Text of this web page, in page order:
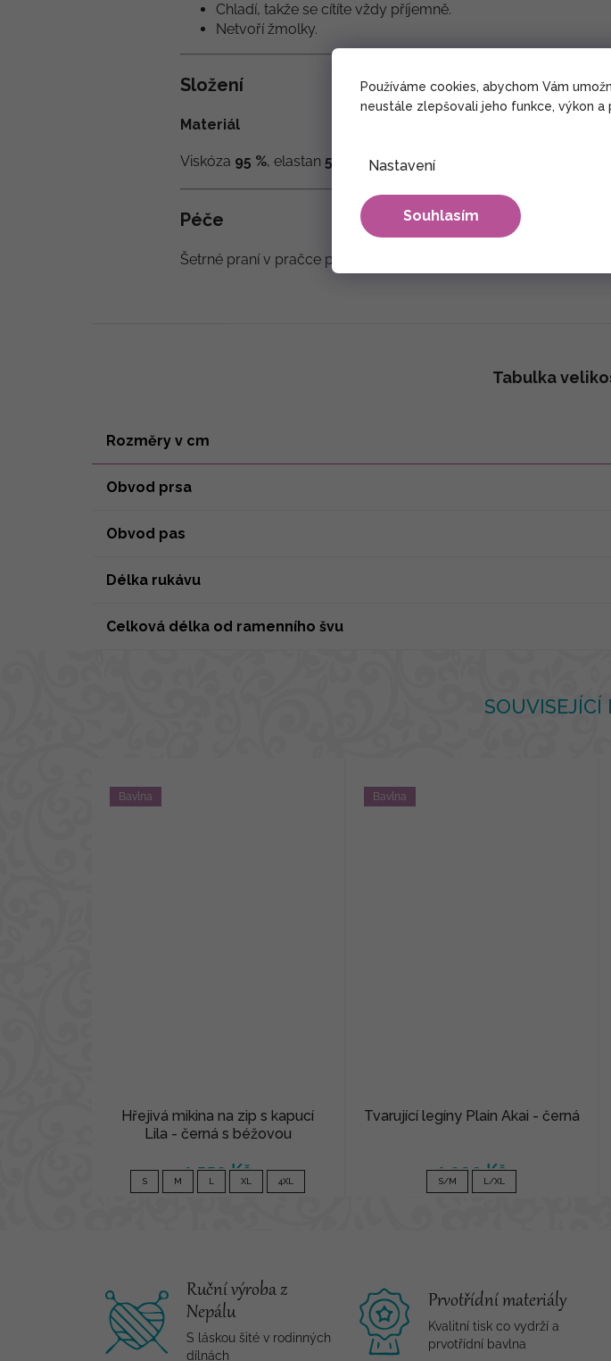
Používáme cookies, abychom Vám
neustále zlepšovali jeho funkce, výkon
Nastavení
Souhlasím
SOUVISEJÍCÍ
Bavlna
Hřejivá mikina na zip s kapucí
Lila - černá s béžovou
1 550 Kč
S M L XL 4XL
Bavlna
Tvarující legíny Plain Akai - černá
1 090 Kč
S/M L/XL
Chladí, takže se cítíte vždy příjemně.
Netvoří žmolky.
Složení
Materiál
Viskóza 95 %, elastan 5 %
Péče
Šetrné praní v pračce při teplotě max. 30°C. Nesmí se bělit.
Tabulka
Rozměry v cm
Obvod prsa
Obvod pas
Délka rukávu
Celková délka od ramenního švu
Ruční výroba z
Nepálu
S láskou šité v rodinných
dílnách
Prvotřídní materiály
Kvalitní tisk co vydrží a
prvotřídní bavlna